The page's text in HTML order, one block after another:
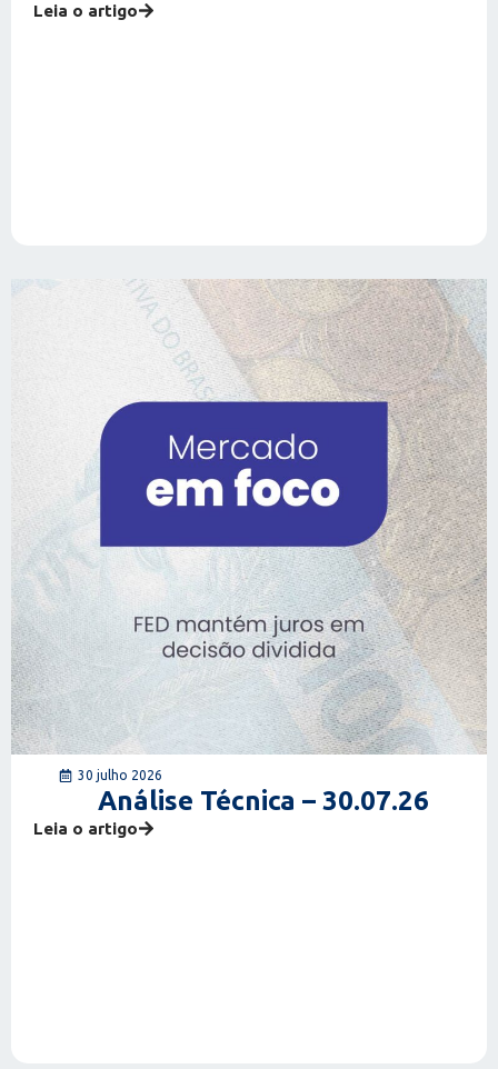
Leia o artigo
30 julho 2026
Análise Técnica – 30.07.26
Leia o artigo